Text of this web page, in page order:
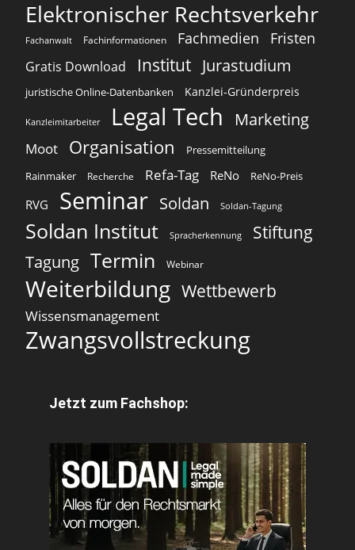
Elektronischer Rechtsverkehr
Fachanwalt Fachinformationen Fachmedien Fristen
Gratis Download Institut Jurastudium
juristische Online-Datenbanken Kanzlei-Gründerpreis
Kanzleimitarbeiter Legal Tech Marketing
Moot Organisation
Pressemitteilung
Rainmaker
Recherche Refa-Tag ReNo ReNo-Preis
RVG Seminar Soldan Soldan-Tagung
Soldan Institut Spracherkennung Stiftung
Tagung Termin Webinar
Weiterbildung Wettbewerb
Wissensmanagement
Zwangsvollstreckung
Jetzt zum Fachshop: